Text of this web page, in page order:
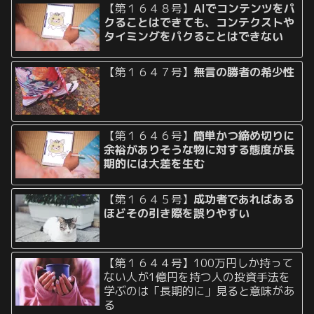
【第１６４８号】AIでコンテンツをパ
クることはできても、コンテクストや
タイミングをパクることはできない
【第１６４７号】 無言の勝者の希少性
【第１６４６号】簡単かつ締め切りに
余裕がありそうな物に対する態度が長
期的には大差を生む
【第１６４５号】成功者であればある
ほどその引き際を誤りやすい
【第１６４４号】100万円しか持って
ない人が1億円を持つ人の投資手法を
学ぶのは「長期的に」見ると意味があ
る